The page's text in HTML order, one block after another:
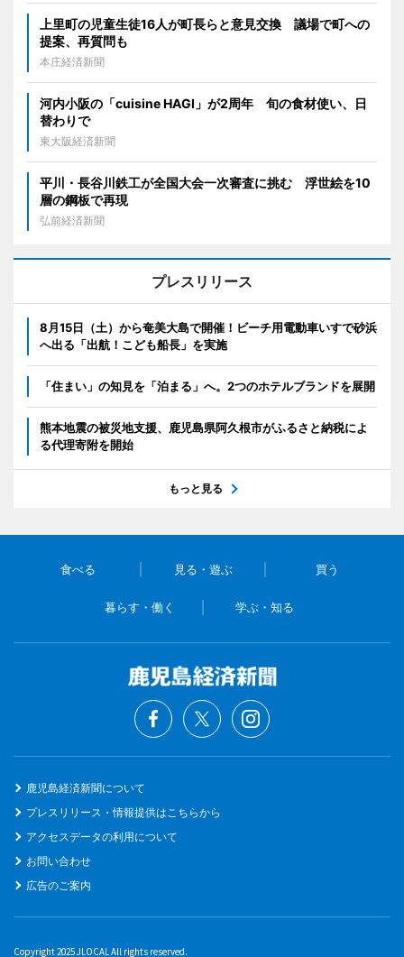
上里町の児童生徒16人が町長らと意見交換 議場で町への
提案、再質問も
本庄経済新聞
河内小阪の「cuisine HAGI」が2周年 旬の食材使い、日
替わりで
東大阪経済新聞
平川・長谷川鉄工が全国大会一次審査に挑む 浮世絵を10
層の鋼板で再現
弘前経済新聞
プレスリリース
8月15日（土）から奄美大島で開催！ビーチ用電動車いすで砂浜
へ出る「出航！こども船長」を実施
「住まい」の知見を「泊まる」へ。2つのホテルブランドを展開
熊本地震の被災地支援、鹿児島県阿久根市がふるさと納税によ
る代理寄附を開始
もっと見る
食べる 見る・遊ぶ 買う
暮らす・働く 学ぶ・知る
鹿児島経済新聞について
プレスリリース・情報提供はこちらから
アクセスデータの利用について
お問い合わせ
広告のご案内
Copyright 2025 JLOCAL All rights reserved.